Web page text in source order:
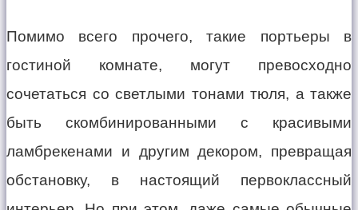
Помимо всего прочего, такие портьеры в
гостиной комнате, могут превосходно
сочетаться со светлыми тонами тюля, а также
быть скомбинированными с красивыми
ламбрекенами и другим декором, превращая
обстановку, в настоящий первоклассный